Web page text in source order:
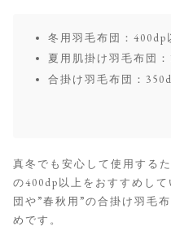
冬用羽毛布団：400dp
夏用肌掛け羽毛布団
合掛け羽毛布団：
真冬でも安心して使用する
の400dp以上をおすすめし
団や”春秋用”の合掛け羽毛
めです。